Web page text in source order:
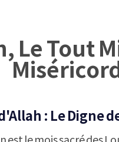
Le Tout
: Le Digne
le mois sacré des